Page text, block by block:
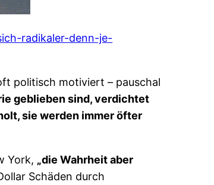
radikaler-denn-je-
politisch motiviert – pauschal
geblieben sind, verdichtet
sie werden immer öfter
York, „die Wahrheit aber
Schäden durch